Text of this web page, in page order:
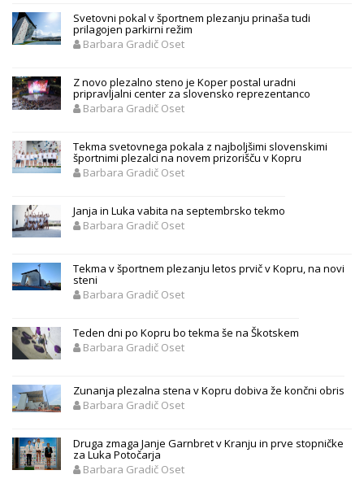
Svetovni pokal v športnem plezanju prinaša tudi
prilagojen parkirni režim
Barbara Gradič Oset
Z novo plezalno steno je Koper postal uradni
pripravljalni center za slovensko reprezentanco
Barbara Gradič Oset
Tekma svetovnega pokala z najboljšimi slovenskimi
športnimi plezalci na novem prizorišču v Kopru
Barbara Gradič Oset
Janja in Luka vabita na septembrsko tekmo
Barbara Gradič Oset
Tekma v športnem plezanju letos prvič v Kopru, na novi
steni
Barbara Gradič Oset
Teden dni po Kopru bo tekma še na Škotskem
Barbara Gradič Oset
Zunanja plezalna stena v Kopru dobiva že končni obris
Barbara Gradič Oset
Druga zmaga Janje Garnbret v Kranju in prve stopničke
za Luka Potočarja
Barbara Gradič Oset